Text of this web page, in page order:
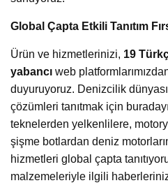
Global Çapta Etkili Tanıtım
Ürün ve hizmetlerinizi, 19
yabancı web
duyuruyoruz. Denizcilik
çözümleri tanıtmak için
teknelerden yelkenlilere,
şişme botlardan deniz
hizmetleri global çapta
malzemeleriyle ilgili